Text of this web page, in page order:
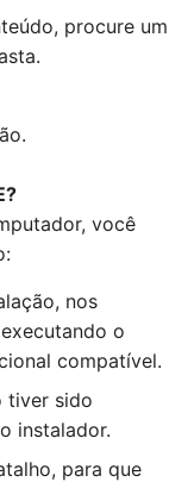
procure um
você
nos
o
compatível.
tiver sido
instalador.
para que